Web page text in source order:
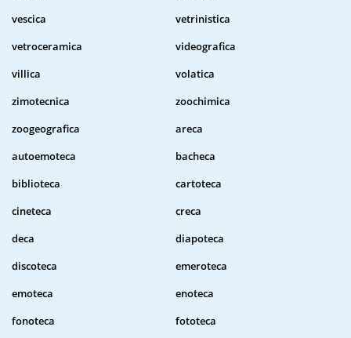
vescica
vetrinistica
vetroceramica
videografica
villica
volatica
zimotecnica
zoochimica
zoogeografica
areca
autoemoteca
bacheca
biblioteca
cartoteca
cineteca
creca
deca
diapoteca
discoteca
emeroteca
emoteca
enoteca
fonoteca
fototeca